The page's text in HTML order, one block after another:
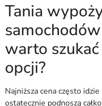
Tania
warto
opcji?
Najniższa cena często
ostatecznie podnoszą